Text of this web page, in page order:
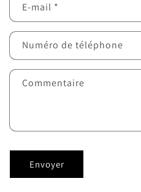
E-mail *
Numéro de téléphone
Commentaire
Envoyer